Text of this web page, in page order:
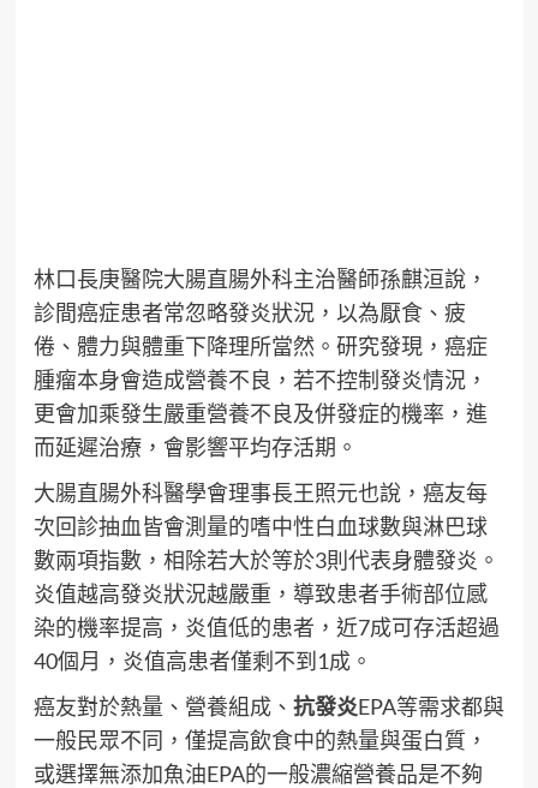
林口長庚醫院大腸直腸外科主治醫師孫麒洹說，
診間癌症患者常忽略發炎狀況，以為厭食、疲
倦、體力與體重下降理所當然。研究發現，癌症
腫瘤本身會造成營養不良，若不控制發炎情況，
更會加乘發生嚴重營養不良及併發症的機率，進
而延遲治療，會影響平均存活期。
大腸直腸外科醫學會理事長王照元也說，癌友每
次回診抽血皆會測量的嗜中性白血球數與淋巴球
數兩項指數，相除若大於等於3則代表身體發炎。
炎值越高發炎狀況越嚴重，導致患者手術部位感
染的機率提高，炎值低的患者，近7成可存活超過
40個月，炎值高患者僅剩不到1成。
癌友對於熱量、營養組成、 抗發炎EPA等需求都與
一般民眾不同，僅提高飲食中的熱量與蛋白質，
或選擇無添加魚油EPA的一般濃縮營養品是不夠